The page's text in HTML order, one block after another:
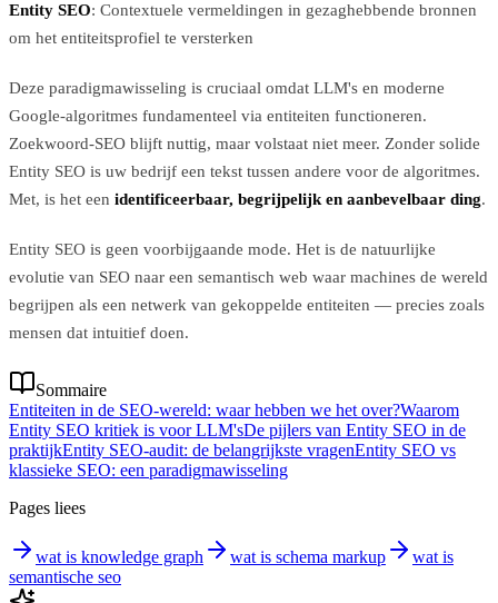
Entity SEO: Contextuele vermeldingen in gezaghebbende bronnen
om het entiteitsprofiel te versterken
Deze paradigmawisseling is cruciaal omdat LLM's en moderne
Google-algoritmes fundamenteel via entiteiten functioneren.
Zoekwoord-SEO blijft nuttig, maar volstaat niet meer. Zonder solide
Entity SEO is uw bedrijf een tekst tussen andere voor de algoritmes.
Met, is het een identificeerbaar, begrijpelijk en aanbevelbaar ding.
Entity SEO is geen voorbijgaande mode. Het is de natuurlijke
evolutie van SEO naar een semantisch web waar machines de wereld
begrijpen als een netwerk van gekoppelde entiteiten — precies zoals
mensen dat intuitief doen.
Sommaire
Entiteiten in de SEO-wereld: waar hebben we het over?Waarom
Entity SEO kritiek is voor LLM'sDe pijlers van Entity SEO in de
praktijkEntity SEO-audit: de belangrijkste vragenEntity SEO vs
klassieke SEO: een paradigmawisseling
Pages liees
wat is knowledge graph wat is schema markup
wat is
semantische seo